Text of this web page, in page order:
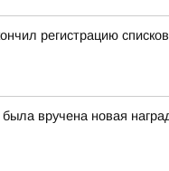
регистрацию
вручена новая